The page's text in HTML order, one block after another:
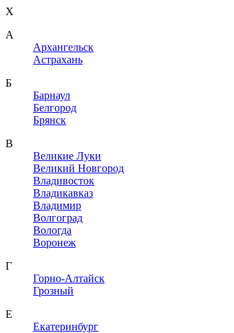
X
A
Архангельск
Астрахань
Б
Барнаул
Белгород
Брянск
В
Великие Луки
Великий Новгород
Владивосток
Владикавказ
Владимир
Волгоград
Вологда
Воронеж
Г
Горно-Алтайск
Грозный
Е
Екатеринбург